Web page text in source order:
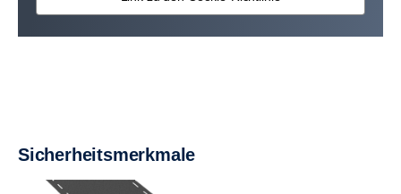
Sicherheitsmerkmale